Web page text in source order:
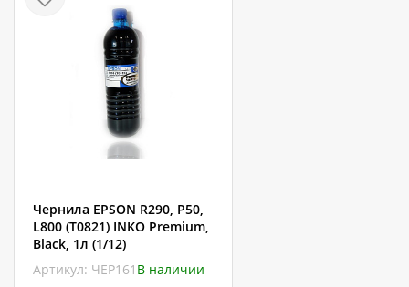
Чернила EPSON R290, P50,
L800 (T0821) INKO Premium,
Black, 1л (1/12)
Артикул: ЧЕР161 В наличии